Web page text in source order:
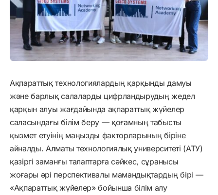
Ақпараттық технологиялардың қарқынды дамуы
және барлық салаларды цифрландырудың жедел
қарқын алуы жағдайында ақпараттық жүйелер
саласындағы білім беру — қоғамның табысты
қызмет етуінің маңызды факторларының біріне
айналды. Алматы технологиялық университеті (АТУ)
қазіргі заманғы талаптарға сәйкес, сұранысы
жоғары әрі перспективалы мамандықтардың бірі —
«Ақпараттық жүйелер» бойынша білім алу